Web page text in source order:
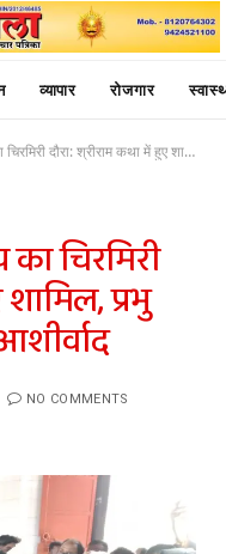
व्यापार रोजगार
कथा में हुए शामिल, प्रभु जगन्नाथ मंदिर में लिया आशीर्वाद
चिरमिरी
प्रभु
NO COMMENTS